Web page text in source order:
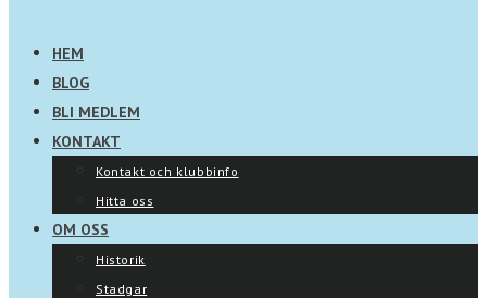
HEM
BLOG
BLI MEDLEM
KONTAKT
Kontakt och klubbinfo
Hitta oss
OM OSS
Historik
Stadgar